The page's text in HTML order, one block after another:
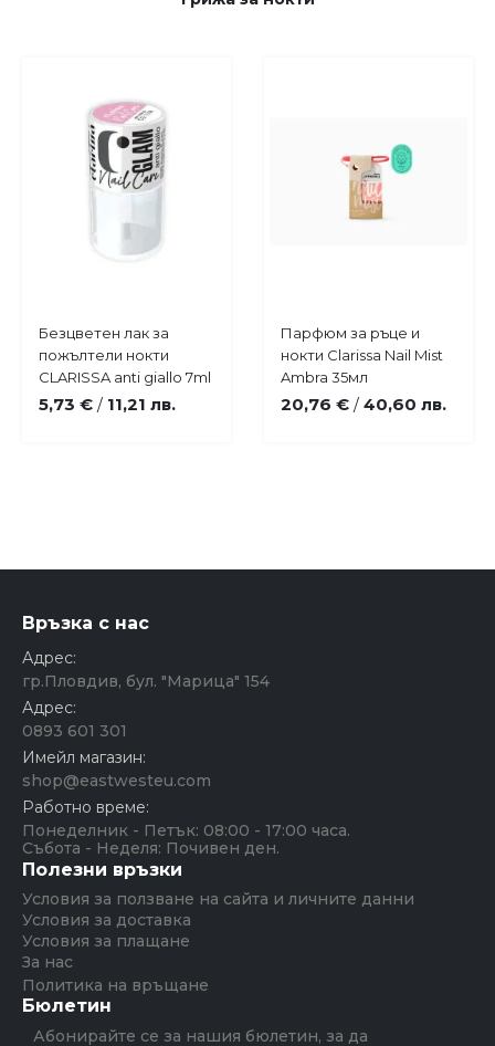
в
любими
Купи
Безцветен лак за
пожълтели нокти
CLARISSA anti giallo 7ml
5,73 € / 11,21 лв.
Добави
в
Купи
Парфюм за ръце и
нокти Clarissa Nail Mist
Ambra 35мл
20,76 € / 40,60 лв.
Връзка с нас
Адрес:
гр.Пловдив, бул. "Марица" 154
Адрес:
0893 601 301
Имейл магазин:
shop@eastwesteu.com
Работно време:
Понеделник - Петък: 08:00 - 17:00 часа.
Събота - Неделя: Почивен ден.
Полезни връзки
Условия за ползване на сайта и личните данни
Условия за доставка
Условия за плащане
За нас
Политика на връщане
Бюлетин
Абонирайте се за нашия бюлетин, за да